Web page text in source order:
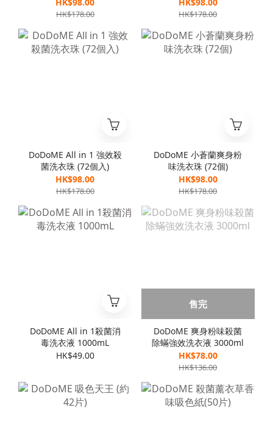
HK$178.00 HK$178.00
DoDoME All in 1 強效殺
菌洗衣珠 (72個入)
HK$98.00
HK$178.00
DoDoME 小蒼蘭爽身粉
味洗衣珠 (72個)
HK$98.00
HK$178.00
DoDoME All in 1殺菌消
毒洗衣液 1000mL
HK$49.00
售完
DoDoME 爽身粉味殺菌
除蟎強效洗衣液 3000ml
HK$78.00
HK$136.00